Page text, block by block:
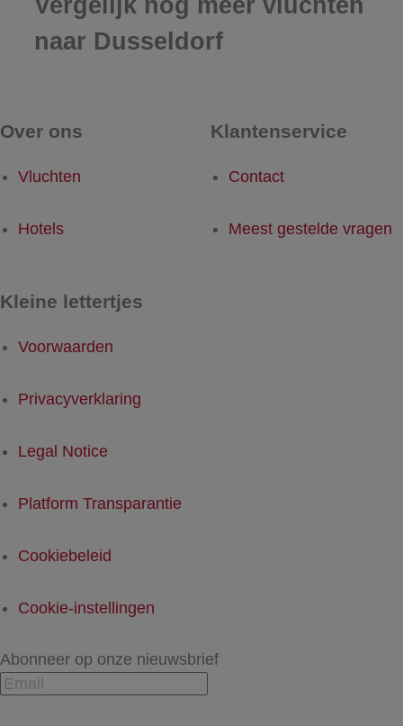
Vergelijk nog meer vluchten
naar Dusseldorf
Over ons
Vluchten
Hotels
Klantenservice
Contact
Meest gestelde vragen
Kleine lettertjes
Voorwaarden
Privacyverklaring
Legal Notice
Platform Transparantie
Cookiebeleid
Cookie-instellingen
Abonneer op onze nieuwsbrief